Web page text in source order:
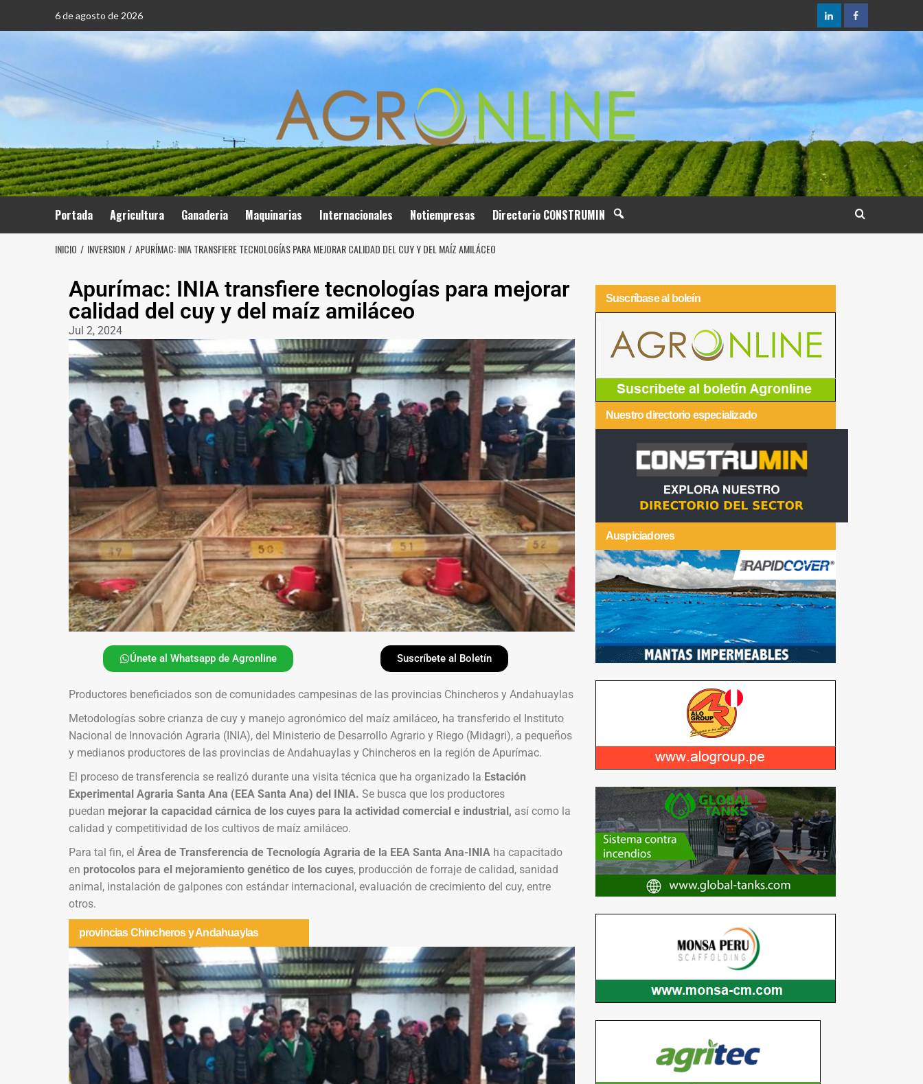
6 de agosto de 2026
Portada Agricultura Ganaderia Maquinarias Internacionales Notiempresas Directorio CONSTRUMIN
INICIO INVERSION APURÍMAC: INIA TRANSFIERE TECNOLOGÍAS PARA MEJORAR CALIDAD DEL CUY Y DEL MAÍZ AMILÁCEO
Apurímac: INIA transfiere tecnologías para mejorar
calidad del cuy y del maíz amiláceo
Jul 2, 2024
Únete al Whatsapp de Agronline Suscríbete al Boletín
Productores beneficiados son de comunidades campesinas de las provincias Chincheros y Andahuaylas
Metodologías sobre crianza de cuy y manejo agronómico del maíz amiláceo, ha transferido el Instituto
Nacional de Innovación Agraria (INIA), del Ministerio de Desarrollo Agrario y Riego (Midagri), a pequeños
y medianos productores de las provincias de Andahuaylas y Chincheros en la región de Apurímac.
El proceso de transferencia se realizó durante una visita técnica que ha organizado la Estación
Experimental Agraria Santa Ana (EEA Santa Ana) del INIA. Se busca que los productores
puedan mejorar la capacidad cárnica de los cuyes para la actividad comercial e industrial, así como la
calidad y competitividad de los cultivos de maíz amiláceo.
Para tal fin, el Área de Transferencia de Tecnología Agraria de la EEA Santa Ana-INIAha capacitado
en protocolos para el mejoramiento genético de los cuyes, producción de forraje de calidad, sanidad
animal, instalación de galpones con estándar internacional, evaluación de crecimiento del cuy, entre
otros.
provincias Chincheros y Andahuaylas
Suscríbase al boleín
Nuestro directorio especializado
Auspiciadores